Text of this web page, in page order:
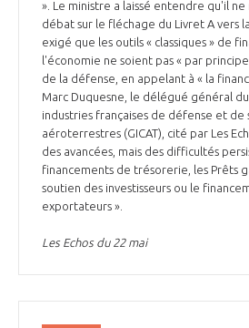
». Le ministre a laissé entendre qu'il
débat sur le fléchage du Livret A vers
exigé que les outils « classiques » de
l'économie ne soient pas « par
de la défense, en appelant à « la
Marc Duquesne, le délégué général
industries françaises de défense et
aéroterrestres (GICAT), cité par Les
des avancées, mais des difficultés
financements de trésorerie, les Prêts
soutien des investisseurs ou le
exportateurs ».
Les Echos du 22 mai